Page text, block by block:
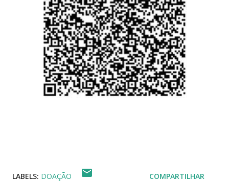
LABELS: DOAÇÃO COMPARTILHAR